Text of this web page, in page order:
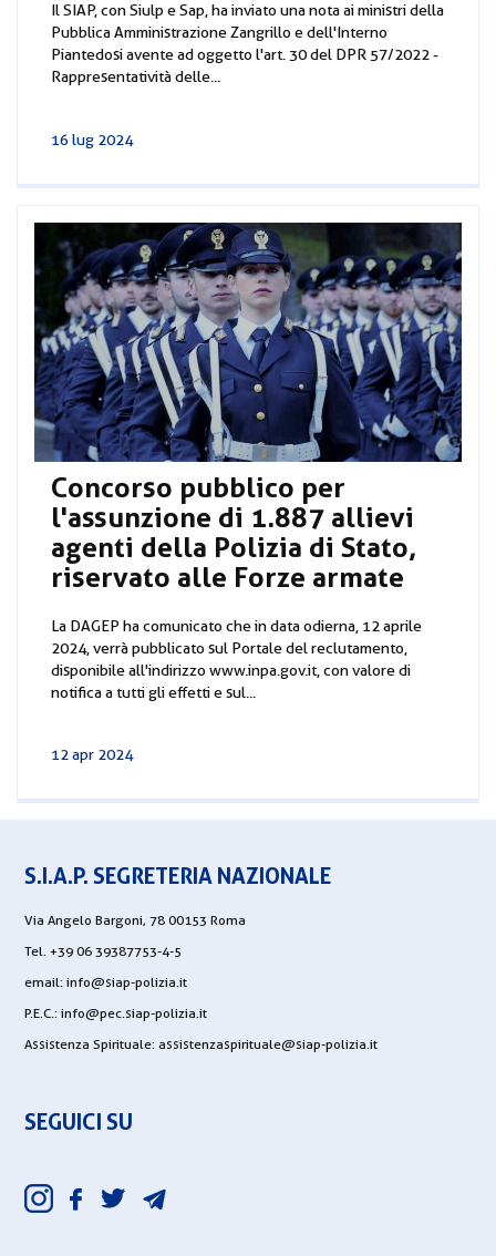
Il SIAP, con Siulp e Sap, ha inviato una nota ai ministri della
Pubblica Amministrazione Zangrillo e dell'Interno
Piantedosi avente ad oggetto l'art. 30 del DPR 57/2022 -
Rappresentatività delle...
16 lug 2024
Concorso pubblico per
l'assunzione di 1.887 allievi
agenti della Polizia di Stato,
riservato alle Forze armate
La DAGEP ha comunicato che in data odierna, 12 aprile
2024, verrà pubblicato sul Portale del reclutamento,
disponibile all'indirizzo www.inpa.gov.it, con valore di
notifica a tutti gli effetti e sul...
12 apr 2024
S.I.A.P. SEGRETERIA NAZIONALE
Via Angelo Bargoni, 78 00153 Roma
Tel. +39 06 39387753-4-5
email: info@siap-polizia.it
P.E.C.: info@pec.siap-polizia.it
Assistenza Spirituale: assistenzaspirituale@siap-polizia.it
SEGUICI SU